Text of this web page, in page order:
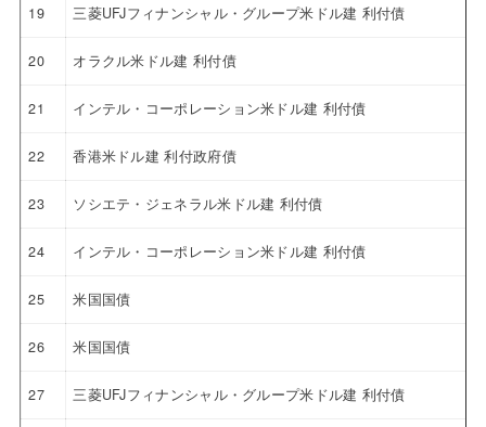
19 三菱UFJフィナンシャル・グループ米ドル建 利付債
20 オラクル米ドル建 利付債
21 インテル・コーポレーション米ドル建 利付債
22 香港米ドル建 利付政府債
23 ソシエテ・ジェネラル米ドル建 利付債
24 インテル・コーポレーション米ドル建 利付債
25 米国国債
26 米国国債
27 三菱UFJフィナンシャル・グループ米ドル建 利付債